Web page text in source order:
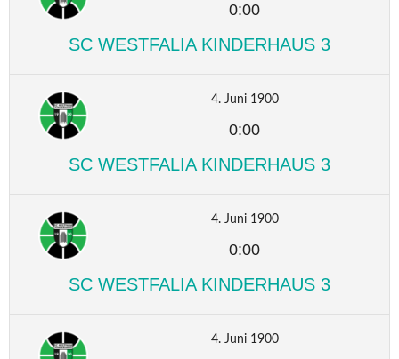
0:00
SC WESTFALIA KINDERHAUS 3
4. Juni 1900
0:00
SC WESTFALIA KINDERHAUS 3
4. Juni 1900
0:00
SC WESTFALIA KINDERHAUS 3
4. Juni 1900